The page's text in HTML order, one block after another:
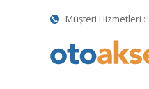
Müşteri Hizmetleri :